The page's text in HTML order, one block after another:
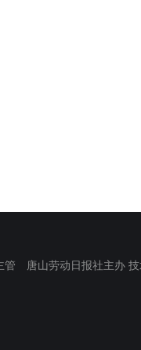
管 唐山劳动日报社主办